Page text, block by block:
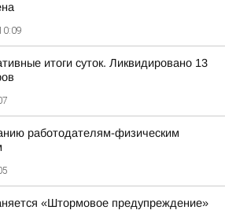
итоги суток. Ликвидировано 13
работодателям-физическим
«Штормовое предупреждение»